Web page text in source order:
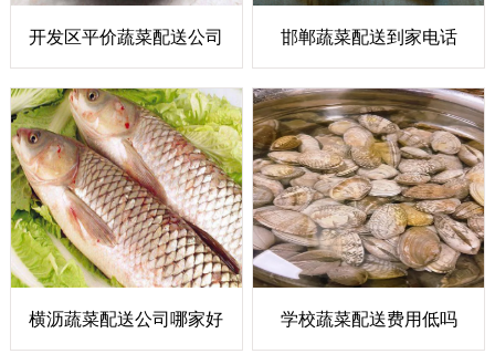
开发区平价蔬菜配送公司 邯郸蔬菜配送到家电话
横沥蔬菜配送公司哪家好 学校蔬菜配送费用低吗